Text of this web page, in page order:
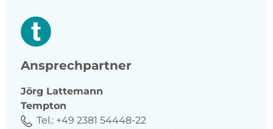
Ansprechpartner
Jörg Lattemann
Tempton
Tel.: +49 2381 54448-22